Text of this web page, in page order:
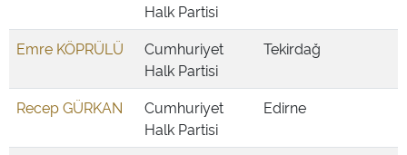
Halk Partisi
Emre KÖPRÜLÜ
Cumhuriyet
Halk Partisi
Tekirdağ
Recep GÜRKAN
Cumhuriyet
Halk Partisi
Edirne